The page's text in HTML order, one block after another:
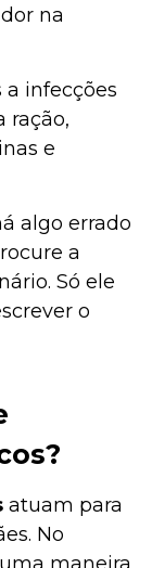
na
a infecções
ração,
e
algo errado
a
Só ele
o
atuam para
No